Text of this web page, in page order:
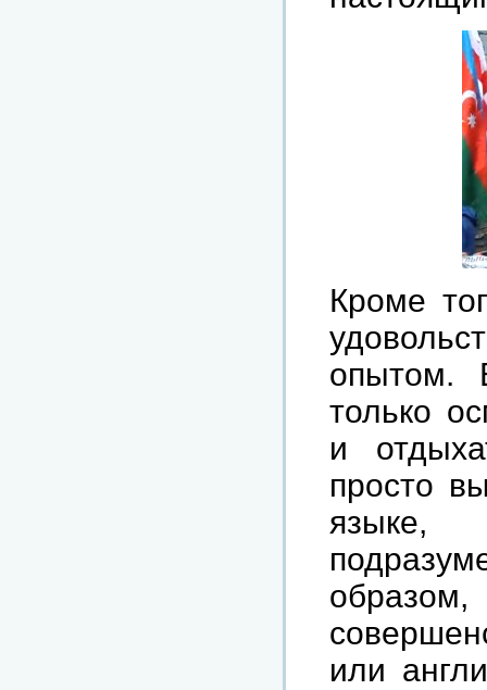
Кроме
опытом.
только
и
просто
или